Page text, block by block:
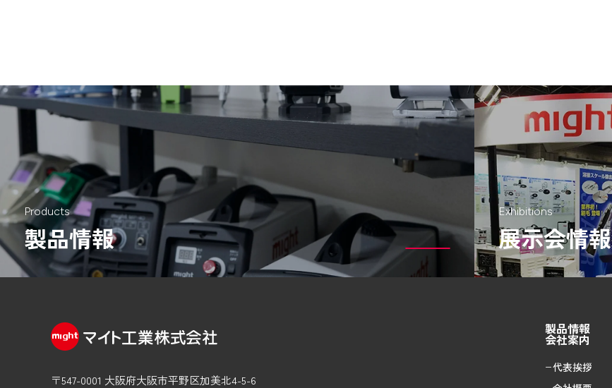
Products
製品情報
Exhibitions
展示会情報
製品情報
会社案内
代表挨拶
〒547-0001 大阪府大阪市平野区加美北4-5-6